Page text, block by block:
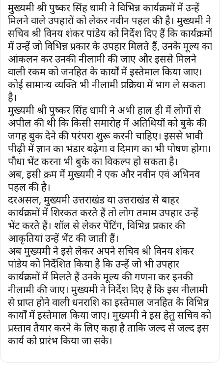
मुख्यमंत्री श्री पुष्कर सिंह धामी ने विभिन्न कार्यक्रमों में उन्हें
मिलने वाले उपहारों को लेकर नवीन पहल की है। मुख्यमंत्री ने
सचिव श्री विनय शंकर पांडेय को निर्देश दिए हैं कि कार्यक्रमों
में उन्हें जो विभिन्न प्रकार के उपहार मिलते हैं, उनके मूल्य का
आंकलन कर उनकी नीलामी की जाए और इससे मिलने
वाली रकम को जनहित के कार्यों में इस्तेमाल किया जाए।
कोई सामान्य व्यक्ति भी नीलामी प्रक्रिया में भाग ले सकता
है।
मुख्यमंत्री श्री पुष्कर सिंह धामी ने अभी हाल ही में लोगों से
अपील की थी कि किसी समारोह में अतिथियों को बुके की
जगह बुक देने की परंपरा शुरू करनी चाहिए। इससे भावी
पीढ़ी में ज्ञान का भंडार बढ़ेगा व दिमाग का भी पोषण होगा।
पौधा भेंट करना भी बुके का विकल्प हो सकता है।
अब, इसी क्रम में मुख्यमंत्री ने एक और नवीन एवं अभिनव
पहल की है।
दरअसल, मुख्यमंत्री उत्तराखंड या उत्तराखंड से बाहर
कार्यक्रमों में शिरकत करते हैं तो लोग तमाम उपहार उन्हें
भेंट करते हैं। शॉल से लेकर पेंटिंग, विभिन्न प्रकार की
आकृतियां उन्हें भेंट की जाती हैं।
अब मुख्यमंत्री ने इसे लेकर अपने सचिव श्री विनय शंकर
पांडेय को निर्देशित किया है कि उन्हें जो भी उपहार
कार्यक्रमों में मिलते हैं उनके मूल्य की गणना कर इनकी
नीलामी की जाए। मुख्यमंत्री ने निर्देश दिए हैं कि इस नीलामी
से प्राप्त होने वाली धनराशि का इस्तेमाल जनहित के विभिन्न
कार्यों में इस्तेमाल किया जाए। मुख्यमंत्री ने इस हेतु सचिव को
प्रस्ताव तैयार करने के लिए कहा है ताकि जल्द से जल्द इस
कार्य को प्रारंभ किया जा सके।